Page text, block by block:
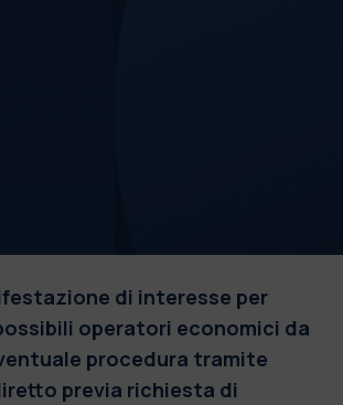
di interesse per
operatori economici da
procedura tramite
previa richiesta di